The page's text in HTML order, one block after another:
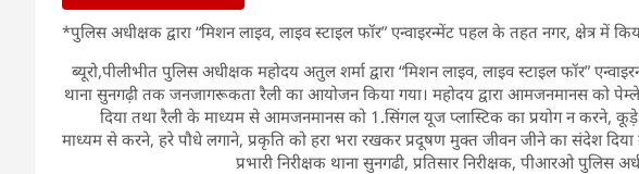
*पुलिस अधीक्षक द्वारा “मिशन लाइव, लाइव स्टाइल फॉर” एन्वाइरन्मेंट पहल के तहत नगर, क्षेत्र
ब्यूरो,पीलीभीत पुलिस अधीक्षक महोदय अतुल शर्मा द्वारा “मिशन लाइव, लाइव स्टाइल फॉर”
थाना सुनगढ़ी तक जनजागरूकता रैली का आयोजन किया गया। महोदय द्वारा आमजनमानस को
दिया तथा रैली के माध्यम से आमजनमानस को 1.सिंगल यूज प्लास्टिक का प्रयोग न करने,
माध्यम से करने, हरे पौधे लगाने, प्रकृति को हरा भरा रखकर प्रदूषण मुक्त जीवन जीने का संदेश दिया
प्रभारी निरीक्षक थाना सुनगढी, प्रतिसार निरीक्षक, पीआरओ पुलिस